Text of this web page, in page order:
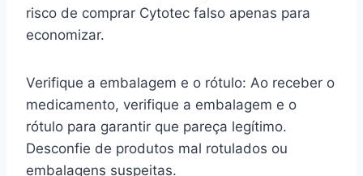
risco de comprar Cytotec falso apenas para
economizar.
Verifique a embalagem e o rótulo: Ao receber o
medicamento, verifique a embalagem e o
rótulo para garantir que pareça legítimo.
Desconfie de produtos mal rotulados ou
embalagens suspeitas.